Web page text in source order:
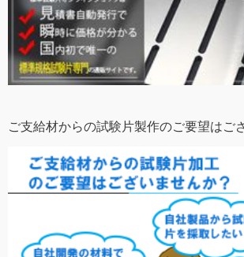
ご支給材からの試験片製作のご要望はご